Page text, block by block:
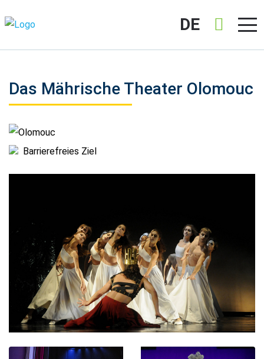
DE
Das Mährische Theater Olomouc
Olomouc
Barrierefreies Ziel